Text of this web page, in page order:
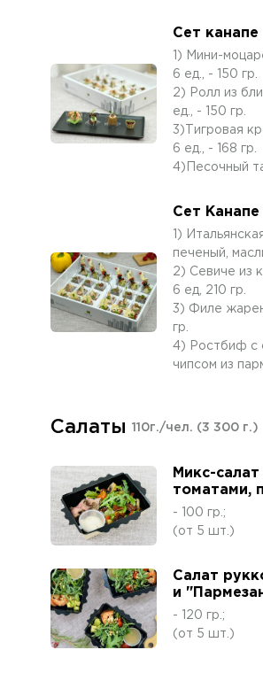
Сет
1) Мини-
6 ед., - 150 гр.
2) Ролл из
ед., - 150 гр.
3)Тигровая
6 ед., - 168 гр.
4)Песочный
Сет
1)
печеный,
2) Севиче из
6 ед, 210 гр.
3) Филе
гр.
4) Ростбиф с
чипсом из
Салаты 110г./чел. (3 300 г.)
Микс-
томатами,
- 100 гр.;
(от 5 шт.)
Салат
и
- 120 гр.;
(от 5 шт.)